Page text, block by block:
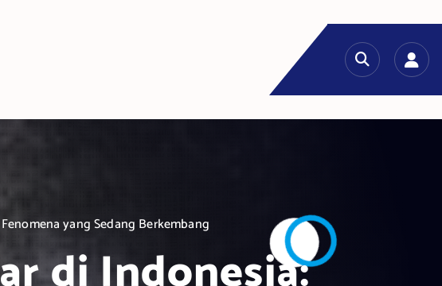
yang Sedang Berkembang